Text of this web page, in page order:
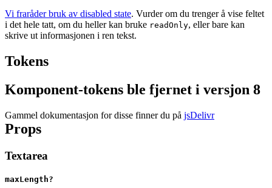
Vi fraråder bruk av disabled state. Vurder om du trenger å vise feltet
i det hele tatt, om du heller kan bruke readOnly, eller bare kan
skrive ut informasjonen i ren tekst.
Tokens
Komponent-tokens ble fjernet i versjon 8
Gammel dokumentasjon for disse finner du på jsDelivr
Props
Textarea
maxLength?